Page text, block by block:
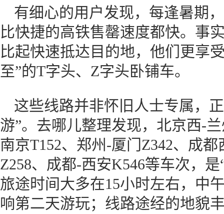
有细心的用户发现，每逢暑期
比快捷的高铁售罄速度都快。事
比起快速抵达目的地，他们更享
至”的T字头、Z字头卧铺车。
这些线路并非怀旧人士专属，
游”。去哪儿整理发现，北京西-
南京T152、郑州-厦门Z342、成
Z258、成都-西安K546等车次，
旅途时间大多在15小时左右，中
响第二天游玩；线路途经的地貌